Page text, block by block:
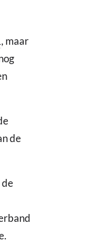
, maar
de
de